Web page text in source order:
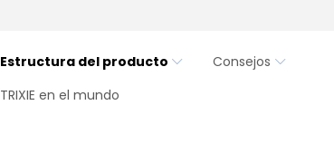
Estructura del producto Consejos
TRIXIE en el mundo